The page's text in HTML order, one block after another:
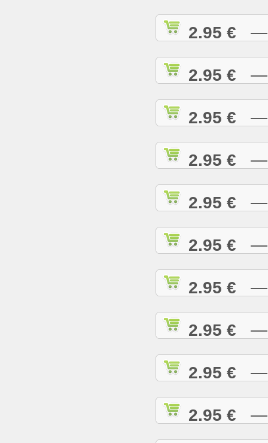
2.95 € —
2.95 € —
2.95 € —
2.95 € —
2.95 € —
2.95 € —
2.95 € —
2.95 € —
2.95 € —
2.95 € —